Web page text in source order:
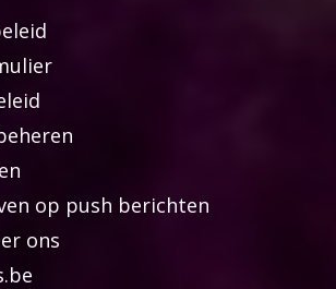
op push berichten
ons